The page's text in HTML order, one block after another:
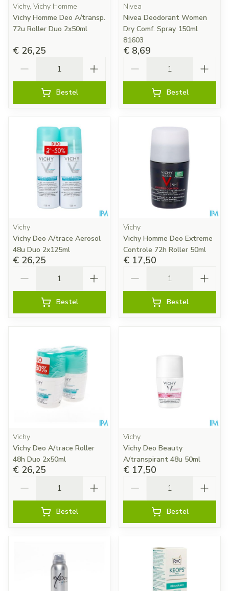
Vichy, Vichy Homme
Vichy Homme Deo A/transp.
72u Roller Duo 2x50ml
€ 26,25
Bestel
Nivea
Nivea Deodorant Women
Dry Comf. Spray 150ml
81603
€ 8,69
Bestel
Vichy
Vichy Deo A/trace Aerosol
48u Duo 2x125ml
€ 26,25
Bestel
Vichy
Vichy Homme Deo Extreme
Controle 72h Roller 50ml
€ 17,50
Bestel
Vichy
Vichy Deo A/trace Roller
48h Duo 2x50ml
€ 26,25
Bestel
Vichy
Vichy Deo Beauty
A/transpirant 48u 50ml
€ 17,50
Bestel